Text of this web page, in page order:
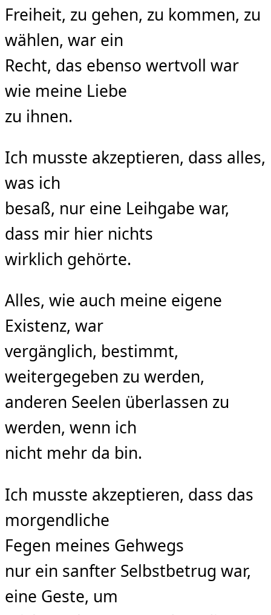
Freiheit, zu gehen, zu kommen, zu
wählen, war ein
Recht, das ebenso wertvoll war
wie meine Liebe
zu ihnen.
Ich musste akzeptieren, dass alles,
was ich
besaß, nur eine Leihgabe war,
dass mir hier nichts
wirklich gehörte.
Alles, wie auch meine eigene
Existenz, war
vergänglich, bestimmt,
weitergegeben zu werden,
anderen Seelen überlassen zu
werden, wenn ich
nicht mehr da bin.
Ich musste akzeptieren, dass das
morgendliche
Fegen meines Gehwegs
nur ein sanfter Selbstbetrug war,
eine Geste, um